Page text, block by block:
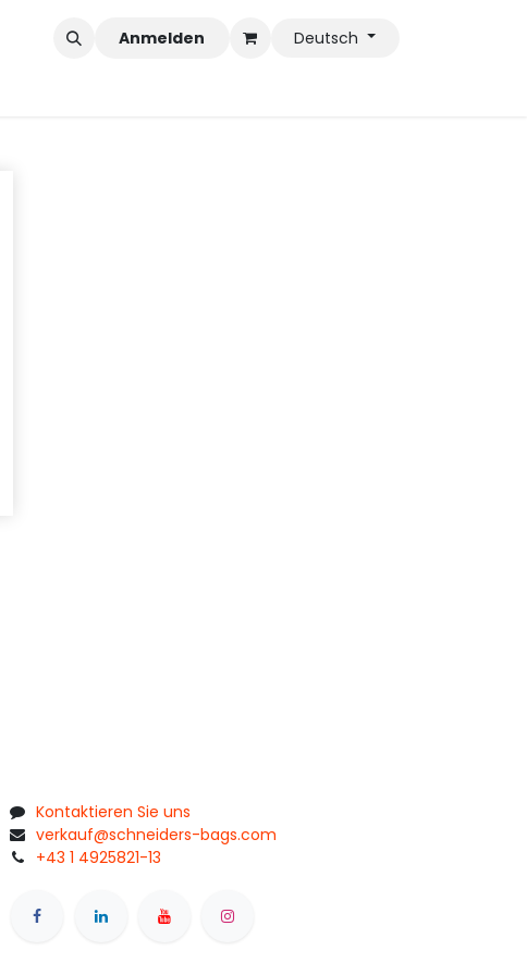
Anmelden Deutsch
Kontaktieren Sie uns
verkauf@schneiders-bags.com
+43 1 4925821-13